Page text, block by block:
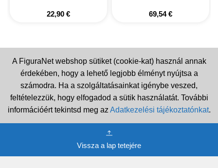
22,90 € 69,54€
A FiguraNet webshop sütiket (cookie-kat) használ annak
érdekében, hogy a lehető legjobb élményt nyújtsa a
számodra. Ha a szolgáltatásainkat igénybe veszed,
feltételezzük, hogy elfogadod a sütik használatát. További
információért tekintsd meg az Adatkezelési tájékoztatónkat.
Vissza a lap tetejére